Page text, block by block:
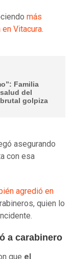
más
Vitacura.
Familia
del
golpiza
asegurando
con esa
agredió en
quien lo
a carabinero
que el